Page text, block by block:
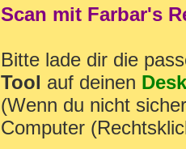
Scan mit Farbar's
Bitte lade dir die
Tool auf deinen
(Wenn du nicht
Computer